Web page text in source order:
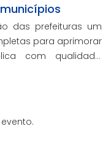
das prefeituras um
para aprimorar
com qualidade,
Prefeitos